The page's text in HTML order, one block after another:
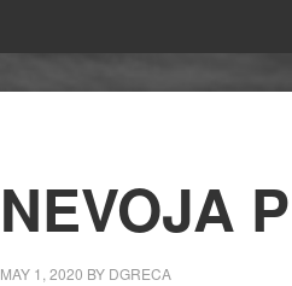
NEVOJA
MAY 1, 2020 BY DGRECA